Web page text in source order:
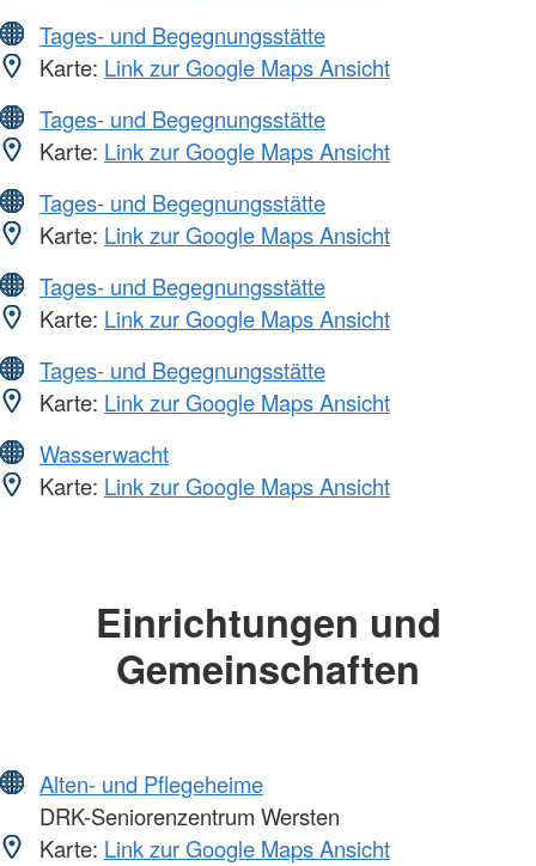
Tages- und Begegnungsstätte
Karte: Link zur Google Maps Ansicht
Tages- und Begegnungsstätte
Karte: Link zur Google Maps Ansicht
Tages- und Begegnungsstätte
Karte: Link zur Google Maps Ansicht
Tages- und Begegnungsstätte
Karte: Link zur Google Maps Ansicht
Tages- und Begegnungsstätte
Karte: Link zur Google Maps Ansicht
Wasserwacht
Karte: Link zur Google Maps Ansicht
Einrichtungen und
Gemeinschaften
Alten- und Pflegeheime
DRK-Seniorenzentrum Wersten
Karte: Link zur Google Maps Ansicht